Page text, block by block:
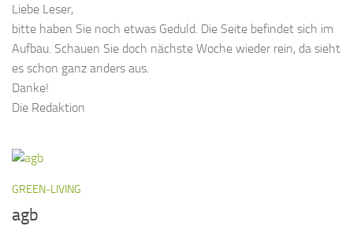
Liebe Leser,
bitte haben Sie noch etwas Geduld. Die Seite befindet sich im
Aufbau. Schauen Sie doch nächste Woche wieder rein, da sieht
es schon ganz anders aus.
Danke!
Die Redaktion
GREEN-LIVING
agb